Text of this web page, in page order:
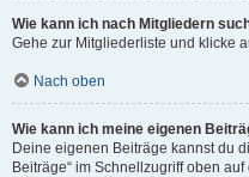
Wie kann ich nach Mitgliedern
Gehe zur Mitgliederliste und klicke
Nach oben
Wie kann ich meine eigenen
Deine eigenen Beiträge kannst du
Beiträge“ im Schnellzugriff oben